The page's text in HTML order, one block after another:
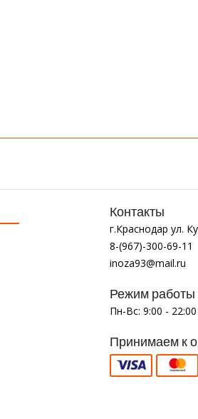
Контакты
г.Краснодар ул.
8-(967)-300-69-11
inoza93@mail.ru
Режим работы
Пн-Вс: 9:00 - 22:00
Принимаем к